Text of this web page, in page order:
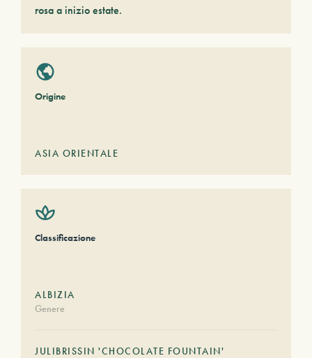
rosa a inizio estate.
Origine
ASIA ORIENTALE
Classificazione
ALBIZIA
Genere
JULIBRISSIN 'CHOCOLATE FOUNTAIN'